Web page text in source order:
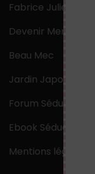
Fabrice Julien
Devenir Mentaliste
Beau Mec
Jardin Japonais Zen
Forum Séduction
Ebook Séduction
Mentions légales